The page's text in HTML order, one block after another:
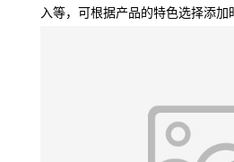
入等，可根据产品的特色选择添加